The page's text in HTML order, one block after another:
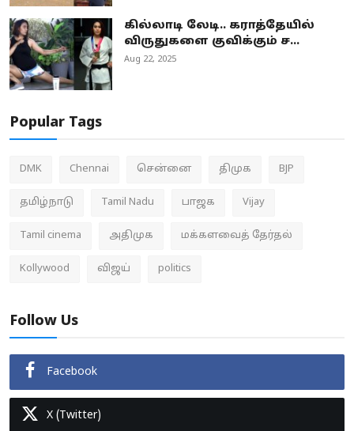
கில்லாடி லேடி.. கராத்தேயில்
விருதுகளை குவிக்கும் ச...
Aug 22, 2025
Popular Tags
DMK Chennai சென்னை திமுக BJP
தமிழ்நாடு Tamil Nadu பாஜக Vijay
Tamil cinema அதிமுக மக்களவைத் தேர்தல்
Kollywood விஜய் politics
Follow Us
Facebook
X (Twitter)